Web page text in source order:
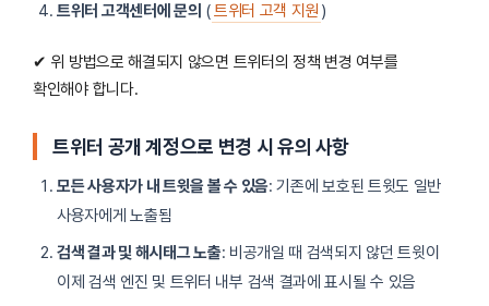
트위터 고객센터에 문의 (트위터 고객 지원 )
✔ 위 방법으로 해결되지 않으면 트위터의 정책 변경 여부를
확인해야 합니다.
트위터 공개 계정으로 변경 시 유의 사항
모든 사용자가 내 트윗을 볼 수 있음: 기존에 보호된 트윗도 일반
사용자에게 노출됨
검색 결과 및 해시태그 노출: 비공개일 때 검색되지 않던 트윗이
이제 검색 엔진 및 트위터 내부 검색 결과에 표시될 수 있음